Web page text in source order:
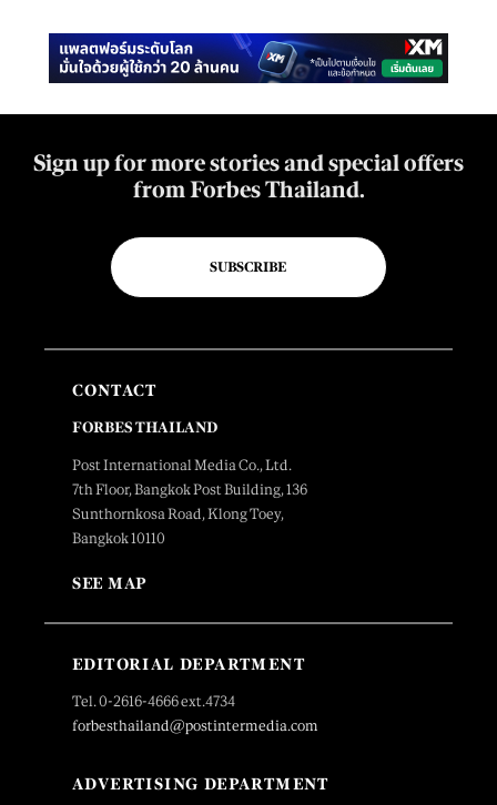
Sign up for more stories and special offers
from Forbes Thailand.
SUBSCRIBE
CONTACT
FORBES THAILAND
Post International Media Co., Ltd.
7th Floor, Bangkok Post Building, 136
Sunthornkosa Road, Klong Toey,
Bangkok 10110
SEE MAP
EDITORIAL DEPARTMENT
Tel. 0-2616-4666 ext.4734
forbesthailand@postintermedia.com
ADVERTISING DEPARTMENT